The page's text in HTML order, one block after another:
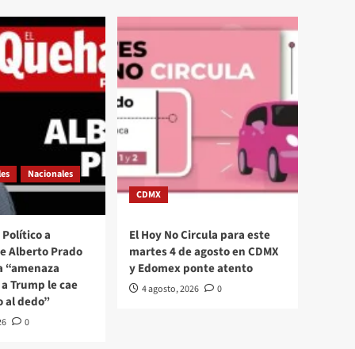
Nacionales
Político a
Alberto Prado
“amenaza
Trump le cae
al dedo”
0
CDMX
El Hoy No Circula para este
martes 4 de agosto en CDMX
y Edomex ponte atento
4 agosto, 2026 0